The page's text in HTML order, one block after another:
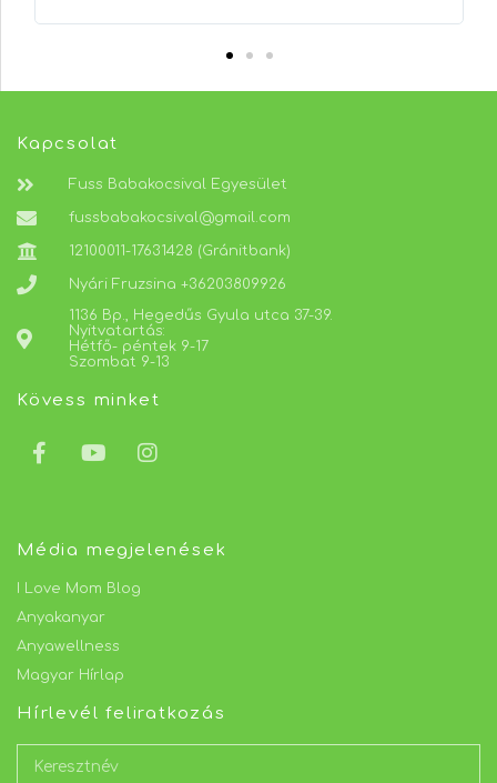
Kapcsolat
Fuss Babakocsival Egyesület
fussbabakocsival@gmail.com
12100011-17631428 (Gránitbank)
Nyári Fruzsina +36203809926
1136 Bp., Hegedűs Gyula utca 37-39.
Nyitvatartás:
Hétfő- péntek 9-17
Szombat 9-13
Kövess minket
Média megjelenések
I Love Mom Blog
Anyakanyar
Anyawellness
Magyar Hírlap
Hírlevél feliratkozás